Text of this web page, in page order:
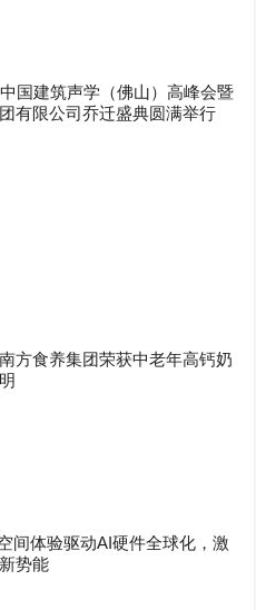
国建筑声学（佛山）高峰会暨
有限公司乔迁盛典圆满举行
方食养集团荣获中老年高钙奶
间体验驱动AI硬件全球化，激
势能